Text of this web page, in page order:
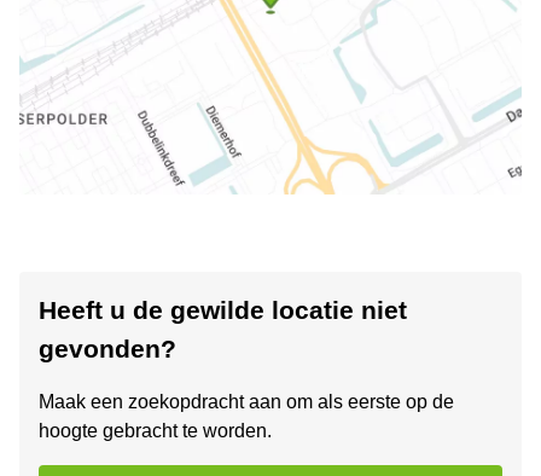
Heeft u de gewilde locatie niet
gevonden?
Maak een zoekopdracht aan om als eerste op de
hoogte gebracht te worden.